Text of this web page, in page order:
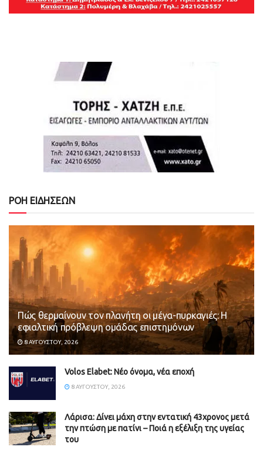
ΡΟΗ ΕΙΔΗΣΕΩΝ
Πώς θερμαίνουν τον πλανήτη οι μέγα-πυρκαγιές: Η
εφιαλτική πρόβλεψη ομάδας επιστημόνων
8 ΑΥΓΟΎΣΤΟΥ, 2026
Volos Elabet: Νέο όνομα, νέα εποχή
8 ΑΥΓΟΎΣΤΟΥ, 2026
Λάρισα: Δίνει μάχη στην εντατική 43χρονος μετά
την πτώση με πατίνι – Ποιά η εξέλιξη της υγείας
του